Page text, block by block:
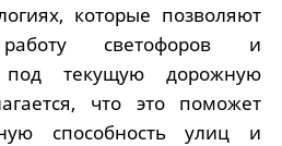
которые позволяют
работу светофоров и
под текущую дорожную
что это поможет
способность улиц и